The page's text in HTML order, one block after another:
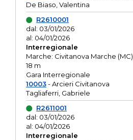
De Biaso, Valentina
R2610001
dal: 03/01/2026
al: 04/01/2026
Interregionale
Marche: Civitanova Marche (MC)
18 m
Gara Interregionale
10003- Arcieri Civitanova
Tagliaferri, Gabriele
R2611001
dal: 03/01/2026
al: 04/01/2026
Interregionale